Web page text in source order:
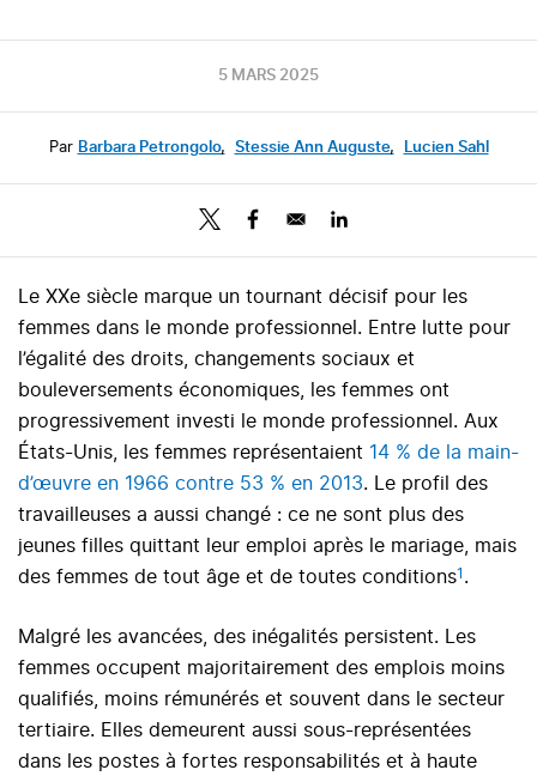
5 MARS 2025
Par Barbara Petrongolo, Stessie Ann Auguste, Lucien Sahl
Le XXe siècle marque un tournant décisif pour les
femmes dans le monde professionnel. Entre lutte pour
l’égalité des droits, changements sociaux et
bouleversements économiques, les femmes ont
progressivement investi le monde professionnel. Aux
États-Unis, les femmes représentaient 14 % de la main-
d’œuvre en 1966 contre 53 % en 2013. Le profil des
travailleuses a aussi changé : ce ne sont plus des
jeunes filles quittant leur emploi après le mariage, mais
des femmes de tout âge et de toutes conditions1 .
Malgré les avancées, des inégalités persistent. Les
femmes occupent majoritairement des emplois moins
qualifiés, moins rémunérés et souvent dans le secteur
tertiaire. Elles demeurent aussi sous-représentées
dans les postes à fortes responsabilités et à haute